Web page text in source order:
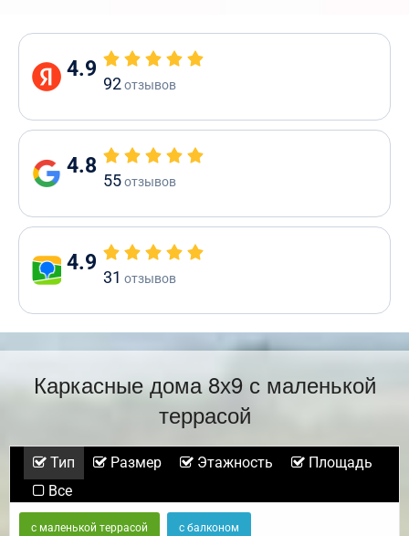
4.9
92отзывов
4.8
55отзывов
4.9
31 отзывов
Каркасные дома 8х9 с маленькой
террасой
Тип Размер Этажность
Площадь
Все
с маленькой террасой с балконом